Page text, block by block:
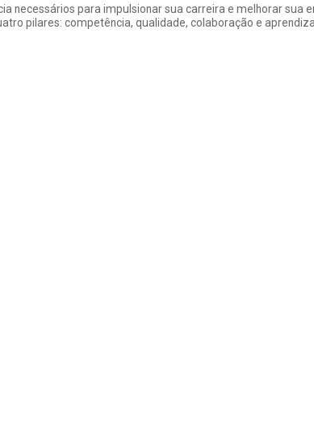
necessários para impulsionar sua carreira e melhorar
pilares: competência, qualidade, colaboração e